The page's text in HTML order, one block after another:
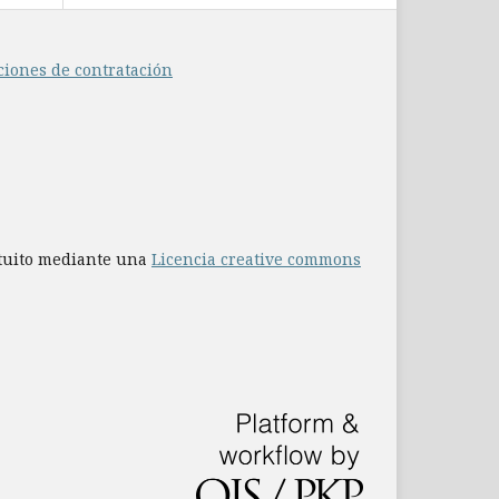
de contratación
mediante una Licencia creative commons